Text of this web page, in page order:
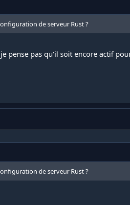
de serveur Rust ?
pense pas qu'il soit encore actif
de serveur Rust ?